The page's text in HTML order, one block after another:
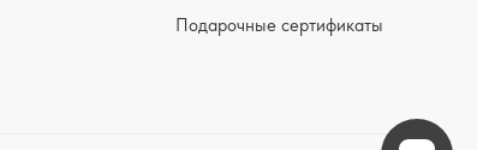
Подарочные сертификаты